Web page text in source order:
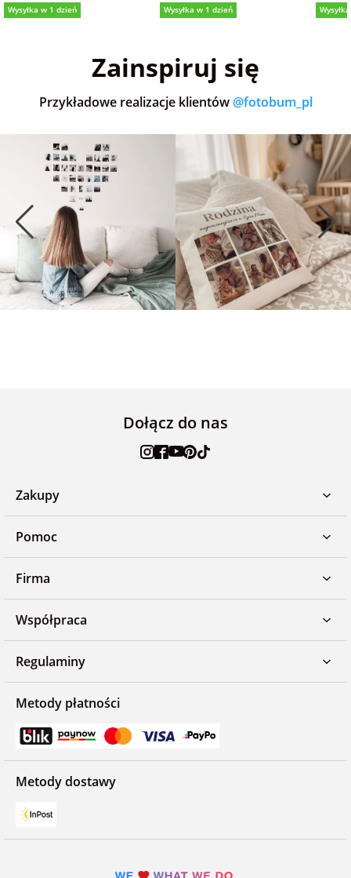
Wysyłka w 1 dzień Wysyłka w 1 dzień
Zainspiruj się
Przykładowe realizacje klientów @fotobum_pl
Dołącz do nas
Zakupy
Pomoc
Firma
Współpraca
Regulaminy
Metody płatności
Metody dostawy